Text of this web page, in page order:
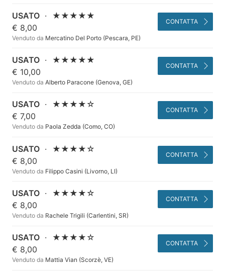
USATO ·
★★★★★
€ 8,00
Venduto da Mercatino Del Porto (Pescara, PE)
CONTATTA
USATO ·
★★★★★
€ 10,00
Venduto da Alberto Paracone (Genova, GE)
CONTATTA
USATO ·
★★★★☆
€ 7,00
Venduto da Paola Zedda (Como, CO)
CONTATTA
USATO ·
★★★★☆
€ 8,00
Venduto da Filippo Casini (Livorno, LI)
CONTATTA
USATO ·
★★★★☆
€ 8,00
Venduto da Rachele Trigili (Carlentini, SR)
CONTATTA
USATO ·
★★★★☆
€ 8,00
Venduto da Mattia Vian (Scorzè, VE)
CONTATTA